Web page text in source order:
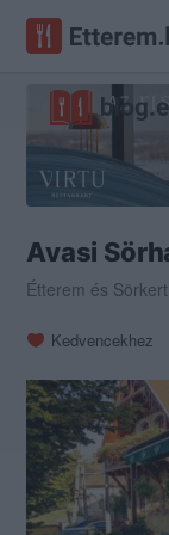
Avasi
Étterem és Sörkert
Kedvencekhez